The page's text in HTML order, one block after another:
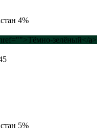
4%
зелёный</a>
5%